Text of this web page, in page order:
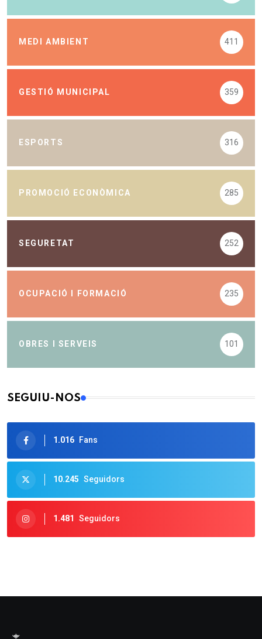
MEDI AMBIENT 411
GESTIÓ MUNICIPAL 359
ESPORTS 316
PROMOCIÓ ECONÒMICA 285
SEGURETAT 252
OCUPACIÓ I FORMACIÓ 235
OBRES I SERVEIS 101
SEGUIU-NOS
1.016 Fans
10.245 Seguidors
1.481 Seguidors